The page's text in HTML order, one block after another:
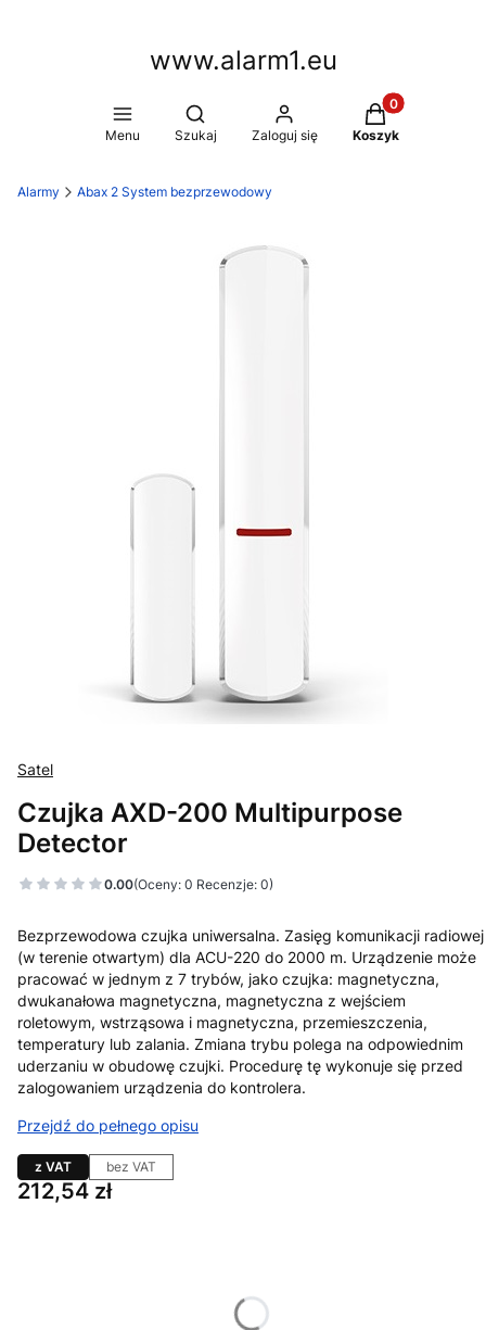
www.alarm1.eu
Menu
Otwórz wyszukiwarkę
Szukaj Zaloguj się
Produkty w
Koszyk
Alarmy Abax 2 System bezprzewodowy
Satel
Czujka AXD-200 Multipurpose
Detector
0.00(Oceny: 0 Recenzje: 0)
Bezprzewodowa czujka uniwersalna. Zasięg komunikacji radiowej
(w terenie otwartym) dla ACU-220 do 2000 m. Urządzenie może
pracować w jednym z 7 trybów, jako czujka: magnetyczna,
dwukanałowa magnetyczna, magnetyczna z wejściem
roletowym, wstrząsowa i magnetyczna, przemieszczenia,
temperatury lub zalania. Zmiana trybu polega na odpowiednim
uderzaniu w obudowę czujki. Procedurę tę wykonuje się przed
zalogowaniem urządzenia do kontrolera.
Przejdź do pełnego opisu
z VAT bez VAT
Cena
212,54 zł